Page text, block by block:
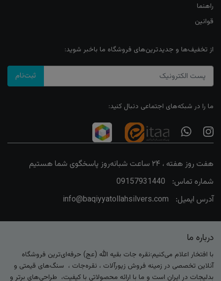
راهنما
قوانین
از تخفیف‌ها و جدیدترین‌های فروشگاه ما باخبر شوید:
ثبت‌نام
ما را در شبکه‌های اجتماعی دنبال کنید:
هفت روز هفته ، ۲۴ ساعت شبانه‌روز پاسخگوی شما هستیم
شماره تماس:
09157931440
آدرس ایمیل:
info@baqiyyatollahsilvers.com
درباره ما
با افتخار اعلام می‌کنیم:نقره جات بقیه الله (عج) حرفه‌ای‌ترین فروشگاه
آنلاین تخصصی در زمینه فروش زیورآلات ، نقره‌جات ، سنگ‌های قیمتی و
بدلیجات در ایران است و ما با ارائه محصولاتی با کیفیت، طراحی‌های برتر و